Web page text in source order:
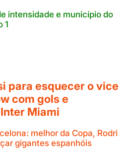
intensidade e município do
1
para esquecer o vice
com gols e
Miami
melhor da Copa, Rodri
gigantes espanhóis